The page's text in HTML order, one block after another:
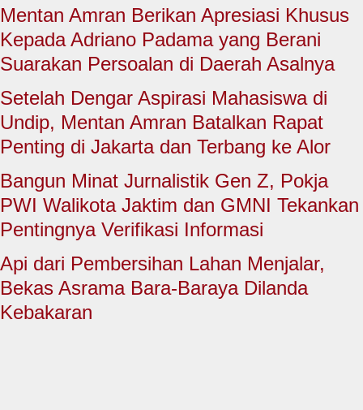
Sorot Regional
Sorot Nasional
Sorot Internasional
EKONOMI
HUKUM & KRIMINAL
Mentan Amran Berikan Apresiasi Khusus
Kepada Adriano Padama yang Berani
Suarakan Persoalan di Daerah Asalnya
Setelah Dengar Aspirasi Mahasiswa di
Undip, Mentan Amran Batalkan Rapat
Penting di Jakarta dan Terbang ke Alor
Bangun Minat Jurnalistik Gen Z, Pokja
PWI Walikota Jaktim dan GMNI Tekankan
Pentingnya Verifikasi Informasi
Api dari Pembersihan Lahan Menjalar,
Bekas Asrama Bara-Baraya Dilanda
Kebakaran